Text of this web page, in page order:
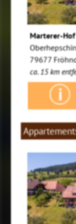
Marterer-Hof
79677
ca. 15 km